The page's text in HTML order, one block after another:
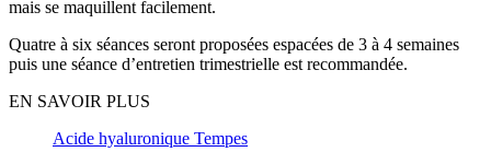
mais se maquillent facilement.
Quatre à six séances seront proposées espacées de 3 à 4 semaines
puis une séance d’entretien trimestrielle est recommandée.
EN SAVOIR PLUS
Acide hyaluronique Tempes